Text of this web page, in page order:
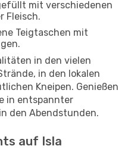
mit verschiedenen
Fleisch.
Teigtaschen mit
in den vielen
in den lokalen
Kneipen. Genießen
in entspannter
den Abendstunden.
auf Isla